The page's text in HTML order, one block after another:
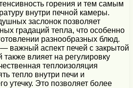
горения и тем самым
внутри печной камеры.
заслонок позволяет
градаций тепла, что особенно
разнообразных блюд.
— важный аспект печей с закрытой
также влияет на регулировку
теплоизоляция
тепло внутри печи и
утечку. Это позволяет более